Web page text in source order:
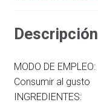
Descripción
MODO DE EMPLEO:
Consumir al gusto
INGREDIENTES: